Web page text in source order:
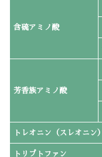
含硫アミノ酸
芳香族アミノ酸
トレオニン（スレオニン）
トリプトファン